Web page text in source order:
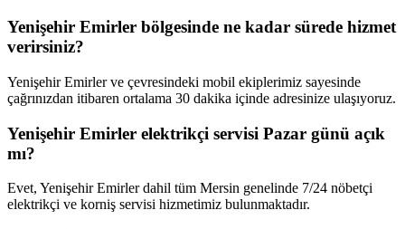
Yenişehir Emirler bölgesinde ne kadar sürede hizmet
verirsiniz?
Yenişehir Emirler ve çevresindeki mobil ekiplerimiz sayesinde
çağrınızdan itibaren ortalama 30 dakika içinde adresinize ulaşıyoruz.
Yenişehir Emirler elektrikçi servisi Pazar günü açık
mı?
Evet, Yenişehir Emirler dahil tüm Mersin genelinde 7/24 nöbetçi
elektrikçi ve korniş servisi hizmetimiz bulunmaktadır.